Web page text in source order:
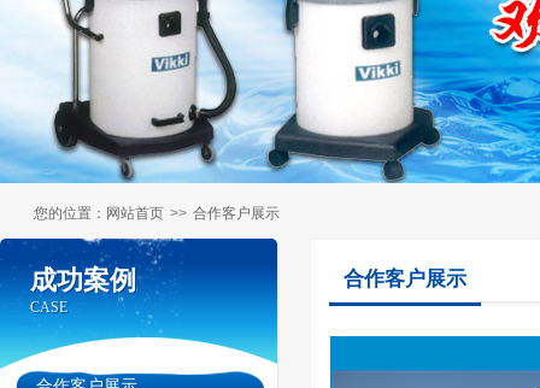
您的位置： 网站首页 >> 合作客户展示
成功案例
CASE
成功案例
CASE
合作客户展示